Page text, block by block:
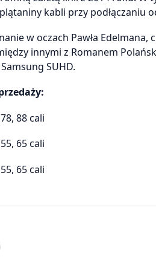
kabli przy podłączaniu
w oczach Pawła
innymi z Romanem
SUHD.
88 cali
65 cali
65 cali